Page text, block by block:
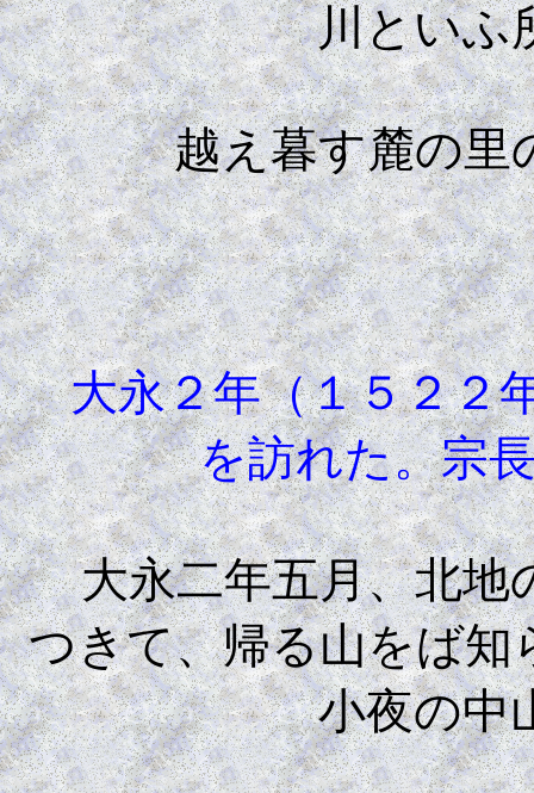
川といふ
越え暮す麓の里の
大永２年（１５２２
を訪れた。宗
大永二年五月、北地
つきて、帰る山をば知
小夜の中